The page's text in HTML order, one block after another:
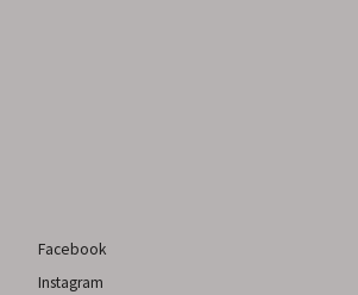
Facebook
Instagram